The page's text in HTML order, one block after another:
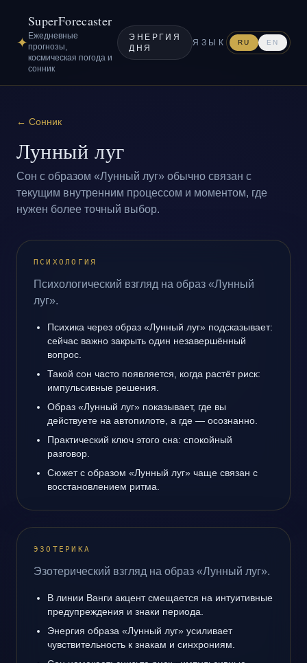
✦
SuperForecaster
Ежедневные
прогнозы,
космическая погода и
сонник
ЭНЕРГИЯ
ДНЯ
ЯЗЫК RU EN
← Сонник
Лунный луг
Сон с образом «Лунный луг» обычно связан с
текущим внутренним процессом и моментом, где
нужен более точный выбор.
ПСИХОЛОГИЯ
Психологический взгляд на образ «Лунный
луг».
Психика через образ «Лунный луг» подсказывает:
сейчас важно закрыть один незавершённый
вопрос.
Такой сон часто появляется, когда растёт риск:
импульсивные решения.
Образ «Лунный луг» показывает, где вы
действуете на автопилоте, а где — осознанно.
Практический ключ этого сна: спокойный
разговор.
Сюжет с образом «Лунный луг» чаще связан с
восстановлением ритма.
ЭЗОТЕРИКА
Эзотерический взгляд на образ «Лунный луг».
В линии Ванги акцент смещается на интуитивные
предупреждения и знаки периода.
Энергия образа «Лунный луг» усиливает
чувствительность к знакам и синхрониям.